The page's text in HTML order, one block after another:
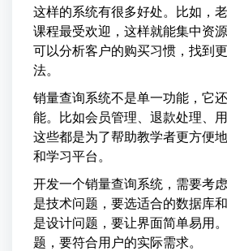
这样的系统有很多好处。比如，
课程最受欢迎，这样就能集中资
可以分析客户的购买习惯，找到
法。
销量查询系统不是单一功能，它
能。比如会员管理、退款处理、用
这些都是为了帮助教学者更方便
和学习平台。
开发一个销量查询系统，需要考
是技术问题，要选适合的数据库
是设计问题，要让界面简单易用
题，要符合用户的实际需求。